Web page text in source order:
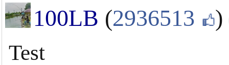
100LB (2936513 )
Test